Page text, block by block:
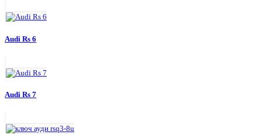
Audi Rs 6
Audi Rs 7